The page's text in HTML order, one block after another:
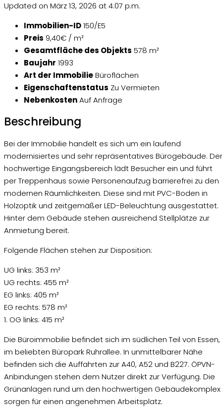
Updated on März 13, 2026 at 4:07 p.m.
Immobilien-ID150/E5
Preis 9,40€ / m²
Gesamtfläche des Objekts 578 m²
Baujahr 1993
Art der ImmobilieBüroflächen
Eigenschaftenstatus Zu Vermieten
NebenkostenAuf Anfrage
Beschreibung
Bei der Immobilie handelt es sich um ein laufend
modernisiertes und sehr repräsentatives Bürogebäude. Der
hochwertige Eingangsbereich lädt Besucher ein und führt
per Treppenhaus sowie Personenaufzug barrierefrei zu den
modernen Räumlichkeiten. Diese sind mit PVC-Boden in
Holzoptik und zeitgemäßer LED-Beleuchtung ausgestattet.
Hinter dem Gebäude stehen ausreichend Stellplätze zur
Anmietung bereit.
Folgende Flächen stehen zur Disposition:
UG links: 353 m²
UG rechts: 455 m²
EG links: 405 m²
EG rechts: 578 m²
1. OG links: 415 m²
Die Büroimmobilie befindet sich im südlichen Teil von Essen,
im beliebten Büropark Ruhrallee. In unmittelbarer Nähe
befinden sich die Auffahrten zur A40, A52 und B227. ÖPVN-
Anbindungen stehen dem Nutzer direkt zur Verfügung. Die
Grünanlagen rund um den hochwertigen Gebäudekomplex
sorgen für einen angenehmen Arbeitsplatz.